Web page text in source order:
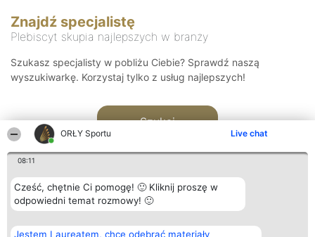
ORŁY Sportu Live chat
08:11
Cześć, chętnie Ci pomogę! 🙂 Kliknij proszę w
odpowiedni temat rozmowy! 🙂
Jestem Laureatem, chcę odebrać materiały
Znajdź specjalistę
Plebiscyt skupia najlepszych w branży
Szukasz specjalisty w pobliżu Ciebie? Sprawdź naszą
wyszukiwarkę. Korzystaj tylko z usług najlepszych!
Szukaj
Organizator plebiscytu
Bright Side Solutions sp. z o.
Plebiscyt
Laureaci
Kontakt
Kontakt